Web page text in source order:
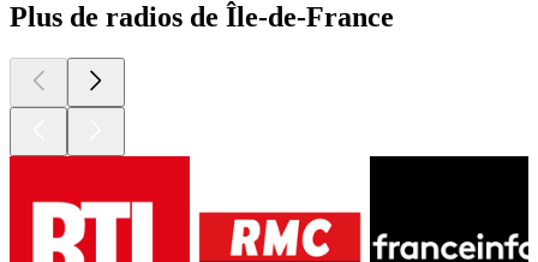
Plus de radios de Île-de-France